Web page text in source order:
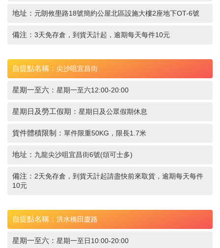
地址： 元朗攸壆路18號簡約公屋北區設施大樓2座地下OT-6號
備注： 3天免存倉，到貨天計起，逾期每天每件10元
自提點名稱： 尖沙咀宜昌街
星期一至六： 星期一至六12:00-20:00
星期日及勞工假期： 星期日及公眾假期休息
貨件體積限制： 單件限重50KG，限長1.7米
地址： 九龍尖沙咀宜昌街6號(頌可士多)
備注： 2天免存倉，到貨天計起請盡快前來取貨，逾期每天每件
10元
自提點名稱： 洪水橋田廈路
星期一至六： 星期一至日10:00-20:00